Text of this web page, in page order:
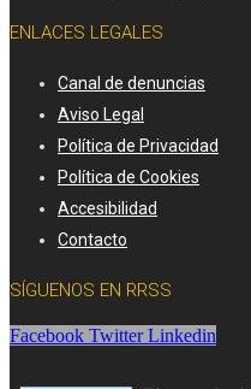
ENLACES LEGALES
Canal de denuncias
Aviso Legal
Política de Privacidad
Política de Cookies
Accesibilidad
Contacto
SÍGUENOS EN RRSS
Facebook Twitter Linkedin